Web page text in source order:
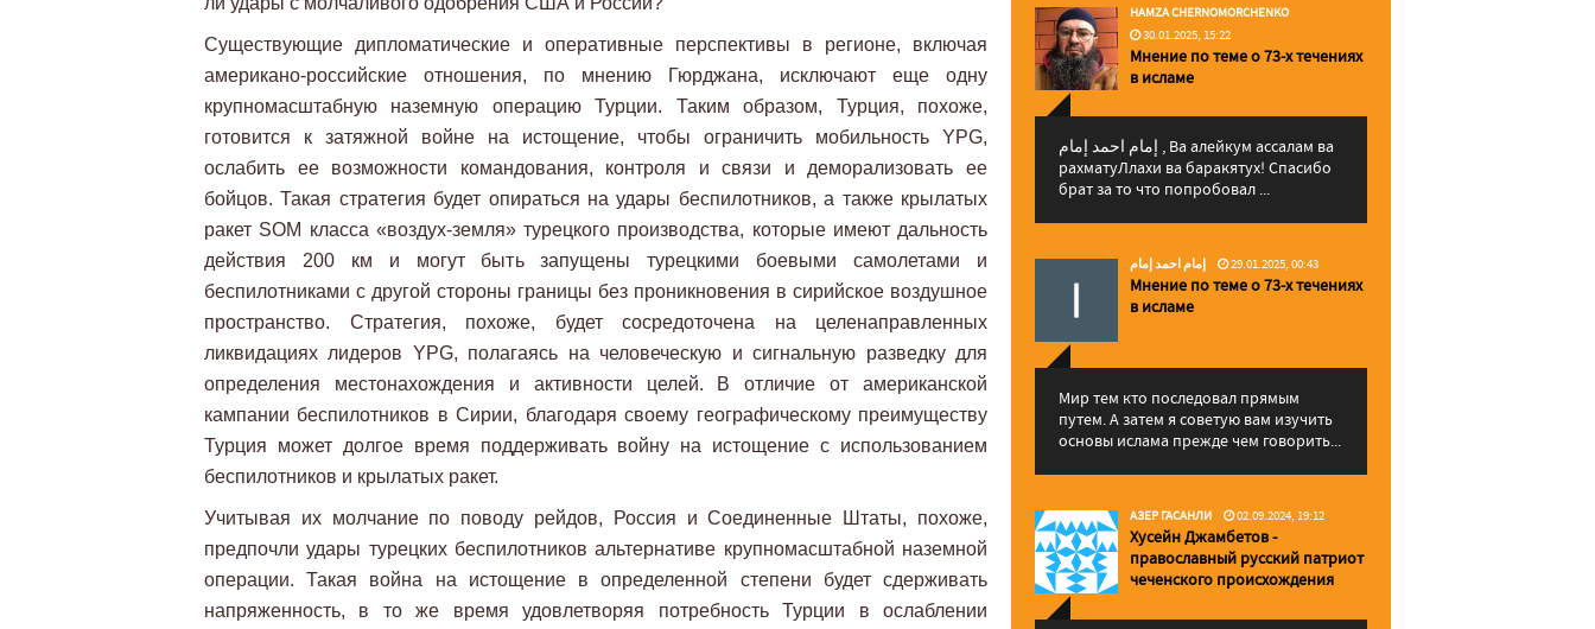
Существующие дипломатические и оперативные перспективы в регионе, включая
американо-российские отношения, по мнению Гюрджана, исключают еще одну
крупномасштабную наземную операцию Турции. Таким образом, Турция, похоже,
готовится к затяжной войне на истощение, чтобы ограничить мобильность YPG,
ослабить ее возможности командования, контроля и связи и деморализовать ее
бойцов. Такая стратегия будет опираться на удары беспилотников, а также крылатых
ракет SOM класса «воздух-земля» турецкого производства, которые имеют дальность
действия 200 км и могут быть запущены турецкими боевыми самолетами и
беспилотниками с другой стороны границы без проникновения в сирийское воздушное
пространство. Стратегия, похоже, будет сосредоточена на целенаправленных
ликвидациях лидеров YPG, полагаясь на человеческую и сигнальную разведку для
определения местонахождения и активности целей. В отличие от американской
кампании беспилотников в Сирии, благодаря своему географическому преимуществу
Турция может долгое время поддерживать войну на истощение с использованием
беспилотников и крылатых ракет.
Учитывая их молчание по поводу рейдов, Россия и Соединенные Штаты, похоже,
предпочли удары турецких беспилотников альтернативе крупномасштабной наземной
операции. Такая война на истощение в определенной степени будет сдерживать
напряженность, в то же время удовлетворяя потребность Турции в ослаблении
HAMZA CHERNOMORCHENKO
30.01.2025, 15:22
Мнение по теме о 73-х течениях
в исламе
إمام احمد إمام , Ва алейкум ассалам ва
рахматуЛлахи ва баракятух! Спасибо
брат за то что попробовал ...
إمام احمد إمام 29.01.2025, 00:43
Мнение по теме о 73-х течениях
в исламе
Мир тем кто последовал прямым
путем. А затем я советую вам изучить
основы ислама прежде чем говорить...
АЗЕР ГАСАНЛИ 02.09.2024, 19:12
Хусейн Джамбетов -
православный русский патриот
чеченского происхождения